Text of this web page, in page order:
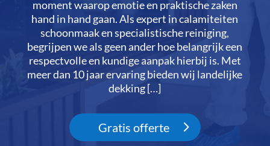
moment waarop emotie en praktische zaken
hand in hand gaan.​ Als expert in calamiteiten
schoonmaak en specialistische reiniging,
begrijpen we als geen ander hoe belangrijk een
respectvolle en kundige aanpak hierbij is.​ Met
meer dan 10 jaar ervaring bieden wij landelijke
dekking […]
Gratis offerte